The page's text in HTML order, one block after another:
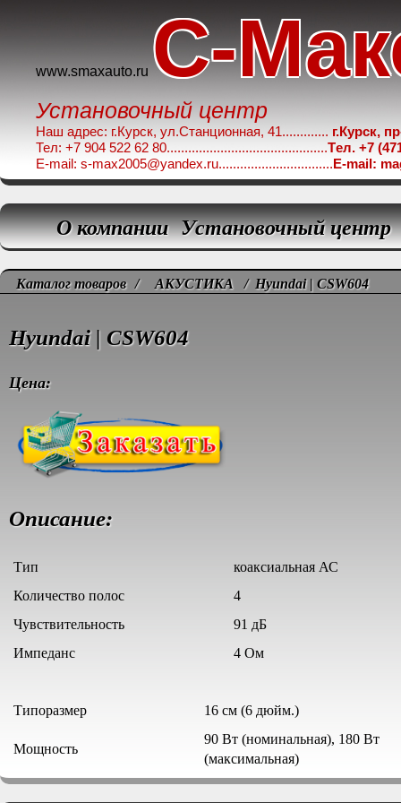
www.smaxauto.ru C-
Установочный центр
Наш адрес: г.Курск, ул.Станционная, 41............. г.Курск,
Тел: +7 904 522 62 80.............................................Tел. +7
E-mail: s-max2005@yandex.ru................................E-mail:
О компании Установочный центр
Каталог товаров / АКУСТИКА / Hyundai | CSW604
Hyundai | CSW604
Цена:
Описание:
Тип
коаксиальная АС
Количество полос
4
Чувствительность
91 дБ
Импеданс
4 Ом
Типоразмер 16 см (6 дюйм.)
Мощность
90 Вт (номинальная), 180 Вт
(максимальная)
Диапазон воспроизводимых